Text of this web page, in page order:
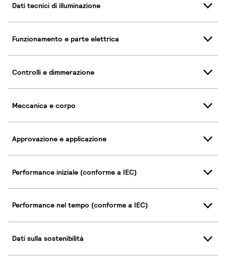
Dati tecnici di illuminazione
Funzionamento e parte elettrica
Controlli e dimmerazione
Meccanica e corpo
Approvazione e applicazione
Performance iniziale (conforme a IEC)
Performance nel tempo (conforme a IEC)
Dati sulla sostenibilità